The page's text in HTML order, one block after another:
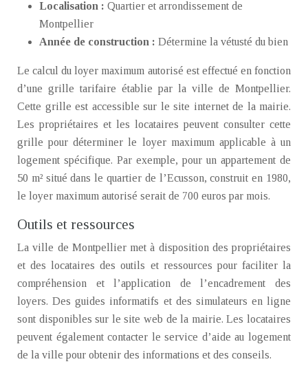
Localisation : Quartier et arrondissement de
Montpellier
Année de construction : Détermine la vétusté du bien
Le calcul du loyer maximum autorisé est effectué en fonction
d’une grille tarifaire établie par la ville de Montpellier.
Cette grille est accessible sur le site internet de la mairie.
Les propriétaires et les locataires peuvent consulter cette
grille pour déterminer le loyer maximum applicable à un
logement spécifique. Par exemple, pour un appartement de
50 m² situé dans le quartier de l’Ecusson, construit en 1980,
le loyer maximum autorisé serait de 700 euros par mois.
Outils et ressources
La ville de Montpellier met à disposition des propriétaires
et des locataires des outils et ressources pour faciliter la
compréhension et l’application de l’encadrement des
loyers. Des guides informatifs et des simulateurs en ligne
sont disponibles sur le site web de la mairie. Les locataires
peuvent également contacter le service d’aide au logement
de la ville pour obtenir des informations et des conseils.